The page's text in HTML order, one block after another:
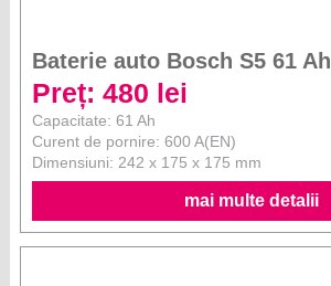
Baterie auto Bosch S5 61 Ah
Preț: 480 lei
Capacitate: 61 Ah
Curent de pornire: 600 A(EN)
Dimensiuni: 242 x 175 x 175 mm
mai multe detalii